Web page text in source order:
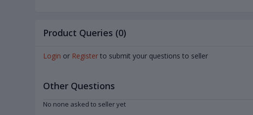
Product Queries (0)
Login or Register to submit your questions to seller
Other Questions
No none asked to seller yet